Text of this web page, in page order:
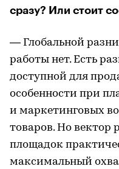
сразу? Или стоит
— Глобальной
работы нет. Есть
доступной для
особенности при
и маркетинговых
товаров. Но вектор
площадок
максимальный